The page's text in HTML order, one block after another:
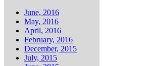
June, 2016
May, 2016
April, 2016
February, 2016
December, 2015
July, 2015